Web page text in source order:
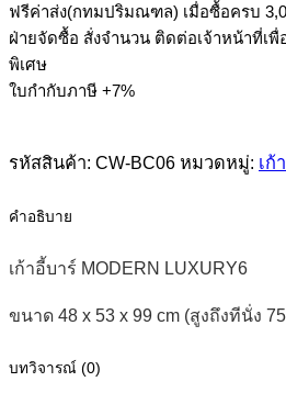
บาร์
MODERN
LUXURY6
ชิ้น
ฟรีค่าส่ง(กทมปริมณฑล) เมื่อซื้อครบ
ฝ่ายจัดซื้อ สั่งจำนวน ติดต่อเจ้าหน้าที่เพื่
พิเศษ
ใบกำกับภาษี +7%
รหัสสินค้า: CW-BC06 หมวดหมู่: เก้
คำอธิบาย
เก้าอี้บาร์ MODERN LUXURY6
ขนาด 48 x 53 x 99 cm (สูงถึงทีนั่ง
บทวิจารณ์ (0)